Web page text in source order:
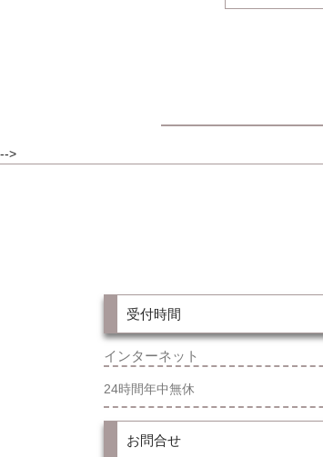
-->
受付時間
インターネット
24時間年中無休
お問合せ